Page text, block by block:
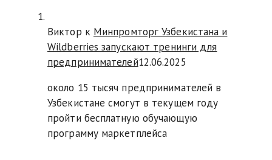
Виктор к Минпромторг Узбекистана и
Wildberries запускают тренинги для
предпринимателей12.06.2025
около 15 тысяч предпринимателей в
Узбекистане смогут в текущем году
пройти бесплатную обучающую
программу маркетплейса